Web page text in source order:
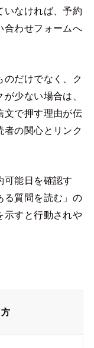
いなければ、予約
合わせフォームへ
のだけでなく、ク
少ない場合は、
文で押す理由が伝
者の関心とリンク
可能日を確認す
る質問を読む」の
示すと行動されや